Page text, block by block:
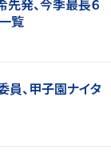
先発、今季最長６
覧
員、甲子園ナイタ